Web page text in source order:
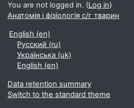
You are not logged in. (Log in)
Анатомія і фізіологія с/г тварин
English ‎(en)‎
Русский ‎(ru)‎
Українська ‎(uk)‎
English ‎(en)‎
Data retention summary
Switch to the standard theme